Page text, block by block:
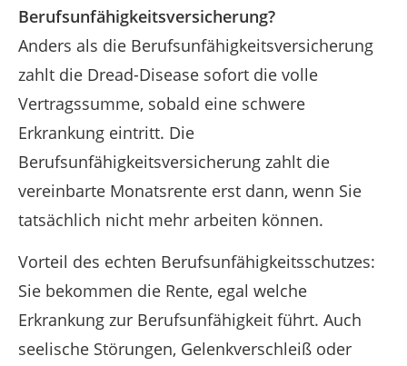
Berufsunfähigkeitsversicherung?
Anders als die Berufsunfähigkeitsversicherung
zahlt die Dread-Disease sofort die volle
Vertragssumme, sobald eine schwere
Erkrankung eintritt. Die
Berufsunfähigkeitsversicherung zahlt die
vereinbarte Monatsrente erst dann, wenn Sie
tatsächlich nicht mehr arbeiten können.
Vorteil des echten Berufsunfähigkeitsschutzes:
Sie bekommen die Rente, egal welche
Erkrankung zur Berufsunfähigkeit führt. Auch
seelische Störungen, Gelenkverschleiß oder